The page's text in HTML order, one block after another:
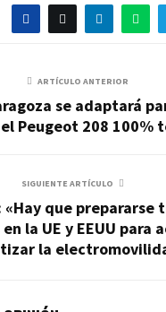
ARTÍCULO ANTERIOR
se adaptará
Peugeot 208 100%
SIGUIENTE ARTÍCULO
«Hay que prepararse
la UE y EEUU para
la